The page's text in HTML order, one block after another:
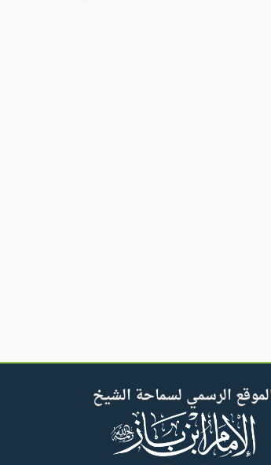
الرسمي لسماحة الشيخ